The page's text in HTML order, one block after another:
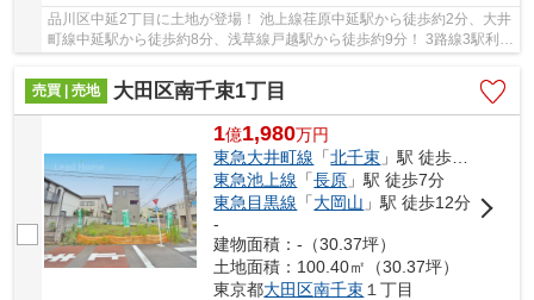
品川区中延2丁目に土地が登場！ 池上線荏原中延駅から徒歩約2分、大井
町線中延駅から徒歩約8分、浅草線戸越駅から徒歩約9分！ 3路線3駅利用
可能な大変便利な立地に位置した物件です。 ...
売買 | 売地
大田区南千束1丁目
1億1,980万円
東急大井町線 「北千束 」駅 徒歩4分
東急池上線 「長原 」駅 徒歩7分
東急目黒線 「大岡山 」駅 徒歩12分
-
建物面積：-（30.37坪）
土地面積：100.40㎡（30.37坪）
東京都大田区南千束 １丁目